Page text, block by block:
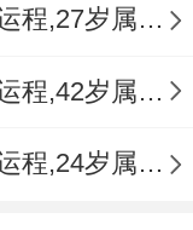
强，但多为露
时期，可将灵
1997年属牛女2024年运势及运程,27岁属牛人2024全年每月运势女性如何
1982年属狗女2024年运势及运程,42岁属狗人2024全年每月运势女性如何
2000年属龙女2024年运势及运程,24岁属龙人2024全年每月运势女性如何